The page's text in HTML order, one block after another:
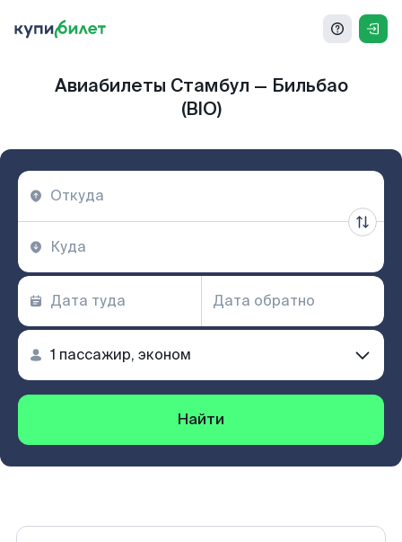
Авиабилеты Стамбул — Бильбао
(BIO)
Найти